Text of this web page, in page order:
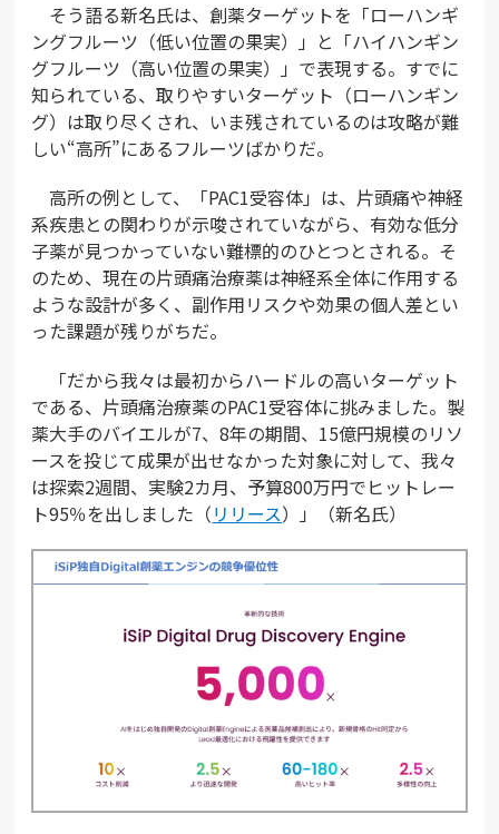
そう語る新名氏は、創薬ターゲットを「ローハンギ
ングフルーツ（低い位置の果実）」と「ハイハンギン
グフルーツ（高い位置の果実）」で表現する。すでに
知られている、取りやすいターゲット（ローハンギン
グ）は取り尽くされ、いま残されているのは攻略が難
しい“高所”にあるフルーツばかりだ。
高所の例として、「PAC1受容体」は、片頭痛や神経
系疾患との関わりが示唆されていながら、有効な低分
子薬が見つかっていない難標的のひとつとされる。そ
のため、現在の片頭痛治療薬は神経系全体に作用する
ような設計が多く、副作用リスクや効果の個人差とい
った課題が残りがちだ。
「だから我々は最初からハードルの高いターゲット
である、片頭痛治療薬のPAC1受容体に挑みました。製
薬大手のバイエルが7、8年の期間、15億円規模のリソ
ースを投じて成果が出せなかった対象に対して、我々
は探索2週間、実験2カ月、予算800万円でヒットレー
ト95％を出しました（リリース）」（新名氏）